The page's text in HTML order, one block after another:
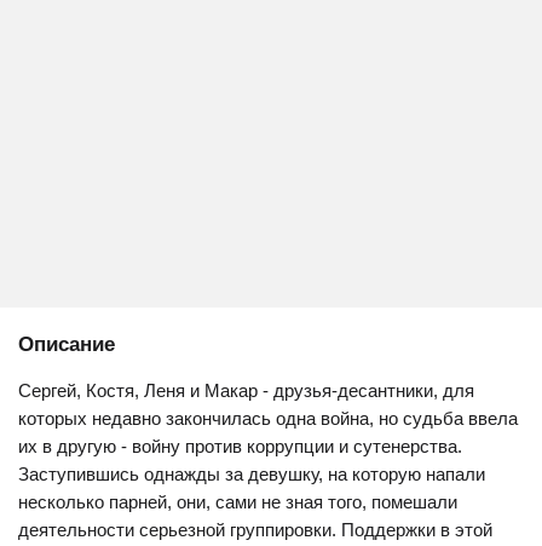
Описание
Сергей, Костя, Леня и Макар - друзья-десантники, для
которых недавно закончилась одна война, но судьба ввела
их в другую - войну против коррупции и сутенерства.
Заступившись однажды за девушку, на которую напали
несколько парней, они, сами не зная того, помешали
деятельности серьезной группировки. Поддержки в этой